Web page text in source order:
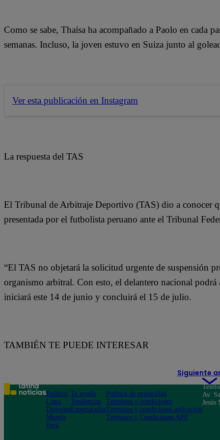
Como se sabe, Thaísa ha acompañado a Paolo en cada
semanas. Incluso, la joven estuvo en Suiza junto al
Ver esta publicación en Instagram
La respuesta del TAS
El Tribunal de Arbitraje Deportivo (TAS) dio a conocer
presentada por el futbolista peruano ante el Tribunal
“El TAS no objetará la solicitud urgente de suspensión
organismo arbitral. Con esto, el delantero nacional
iniciará este 14 de junio y concluirá el 15 de julio.
TAMBIÉN TE PUEDE INTERESAR
Siguiente
Política
Lima
Deportes
Mundo
Perú
Te ayudo
Tendencias
Espectáculos
Política de privacidad
Términos y condiciones
Términos y condiciones aplicación
Términos y Condiciones APP
Av.
Jesús